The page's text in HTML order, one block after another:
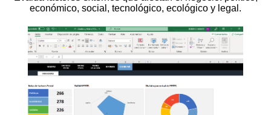
económico, social, tecnológico, ecológico y legal.